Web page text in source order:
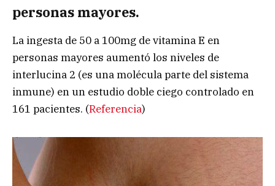
personas mayores.
La ingesta de 50 a 100mg de vitamina E en
personas mayores aumentó los niveles de
interlucina 2 (es una molécula parte del sistema
inmune) en un estudio doble ciego controlado en
161 pacientes. (Referencia)